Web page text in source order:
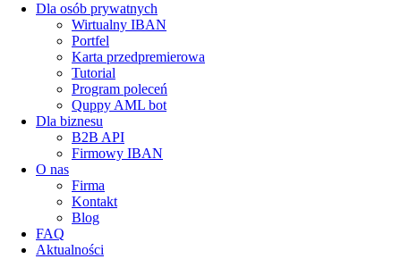
Dla osób prywatnych
Wirtualny IBAN
Portfel
Karta przedpremierowa
Tutorial
Program poleceń
Quppy AML bot
Dla biznesu
B2B API
Firmowy IBAN
O nas
Firma
Kontakt
Blog
FAQ
Aktualności